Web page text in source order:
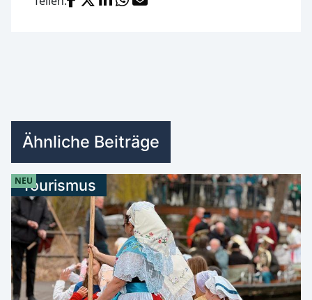
Ähnliche Beiträge
Tourismus
NEU